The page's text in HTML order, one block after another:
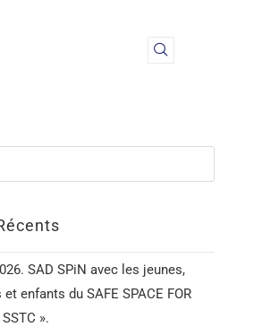
SAD SPiN avec les jeunes,
enfants du SAFE SPACE FOR
».